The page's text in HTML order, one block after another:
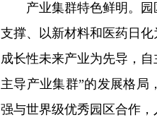
产业集群特色鲜明。
支撑、以新材料和医药日
成长性未来产业为先导，自
主导产业集群”的发展格局
强与世界级优秀园区合作，